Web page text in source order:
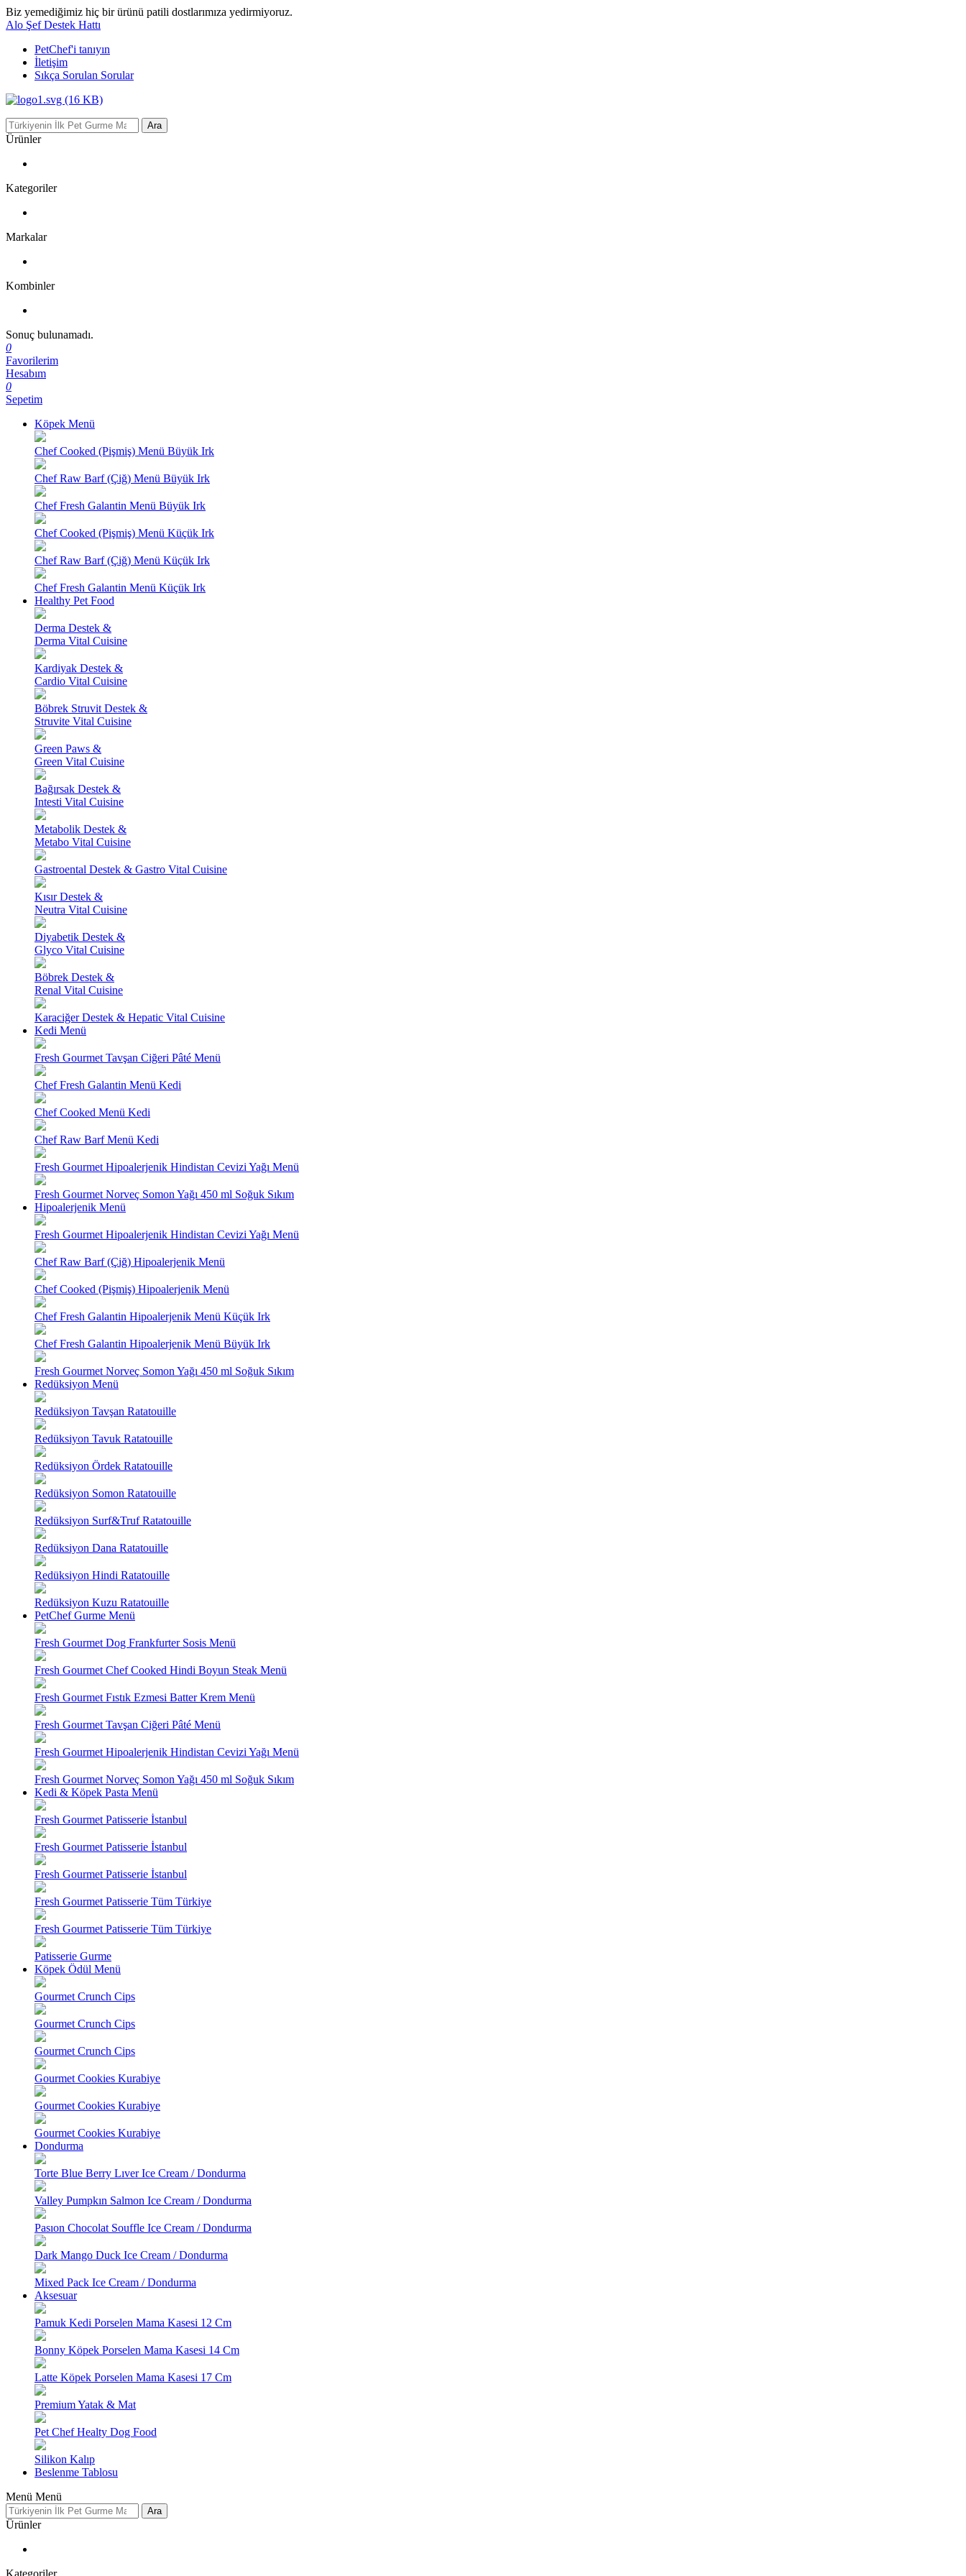
Biz yemediğimiz hiç bir ürünü patili dostlarımıza yedirmiyoruz.
Alo Şef Destek Hattı
PetChef'i tanıyın
İletişim
Sıkça Sorulan Sorular
Ara
Ürünler
Kategoriler
Markalar
Kombinler
Sonuç bulunamadı.
0
Favorilerim
Hesabım
0
Sepetim
Köpek Menü
Chef Cooked (Pişmiş) Menü Büyük Irk
Chef Raw Barf (Çiğ) Menü Büyük Irk
Chef Fresh Galantin Menü Büyük Irk
Chef Cooked (Pişmiş) Menü Küçük Irk
Chef Raw Barf (Çiğ) Menü Küçük Irk
Chef Fresh Galantin Menü Küçük Irk
Healthy Pet Food
Derma Destek &
Derma Vital Cuisine
Kardiyak Destek &
Cardio Vital Cuisine
Böbrek Struvit Destek &
Struvite Vital Cuisine
Green Paws &
Green Vital Cuisine
Bağırsak Destek &
Intesti Vital Cuisine
Metabolik Destek &
Metabo Vital Cuisine
Gastroental Destek & Gastro Vital Cuisine
Kısır Destek &
Neutra Vital Cuisine
Diyabetik Destek &
Glyco Vital Cuisine
Böbrek Destek &
Renal Vital Cuisine
Karaciğer Destek & Hepatic Vital Cuisine
Kedi Menü
Fresh Gourmet Tavşan Ciğeri Pâté Menü
Chef Fresh Galantin Menü Kedi
Chef Cooked Menü Kedi
Chef Raw Barf Menü Kedi
Fresh Gourmet Hipoalerjenik Hindistan Cevizi Yağı Menü
Fresh Gourmet Norveç Somon Yağı 450 ml Soğuk Sıkım
Hipoalerjenik Menü
Fresh Gourmet Hipoalerjenik Hindistan Cevizi Yağı Menü
Chef Raw Barf (Çiğ) Hipoalerjenik Menü
Chef Cooked (Pişmiş) Hipoalerjenik Menü
Chef Fresh Galantin Hipoalerjenik Menü Küçük Irk
Chef Fresh Galantin Hipoalerjenik Menü Büyük Irk
Fresh Gourmet Norveç Somon Yağı 450 ml Soğuk Sıkım
Redüksiyon Menü
Redüksiyon Tavşan Ratatouille
Redüksiyon Tavuk Ratatouille
Redüksiyon Ördek Ratatouille
Redüksiyon Somon Ratatouille
Redüksiyon Surf&Truf Ratatouille
Redüksiyon Dana Ratatouille
Redüksiyon Hindi Ratatouille
Redüksiyon Kuzu Ratatouille
PetChef Gurme Menü
Fresh Gourmet Dog Frankfurter Sosis Menü
Fresh Gourmet Chef Cooked Hindi Boyun Steak Menü
Fresh Gourmet Fıstık Ezmesi Batter Krem Menü
Fresh Gourmet Tavşan Ciğeri Pâté Menü
Fresh Gourmet Hipoalerjenik Hindistan Cevizi Yağı Menü
Fresh Gourmet Norveç Somon Yağı 450 ml Soğuk Sıkım
Kedi & Köpek Pasta Menü
Fresh Gourmet Patisserie İstanbul
Fresh Gourmet Patisserie İstanbul
Fresh Gourmet Patisserie İstanbul
Fresh Gourmet Patisserie Tüm Türkiye
Fresh Gourmet Patisserie Tüm Türkiye
Patisserie Gurme
Köpek Ödül Menü
Gourmet Crunch Cips
Gourmet Crunch Cips
Gourmet Crunch Cips
Gourmet Cookies Kurabiye
Gourmet Cookies Kurabiye
Gourmet Cookies Kurabiye
Dondurma
Torte Blue Berry Lıver Ice Cream / Dondurma
Valley Pumpkın Salmon Ice Cream / Dondurma
Pasıon Chocolat Souffle Ice Cream / Dondurma
Dark Mango Duck Ice Cream / Dondurma
Mixed Pack Ice Cream / Dondurma
Aksesuar
Pamuk Kedi Porselen Mama Kasesi 12 Cm
Bonny Köpek Porselen Mama Kasesi 14 Cm
Latte Köpek Porselen Mama Kasesi 17 Cm
Premium Yatak & Mat
Pet Chef Healty Dog Food
Silikon Kalıp
Beslenme Tablosu
Menü Menü
Ara
Ürünler
Kategoriler